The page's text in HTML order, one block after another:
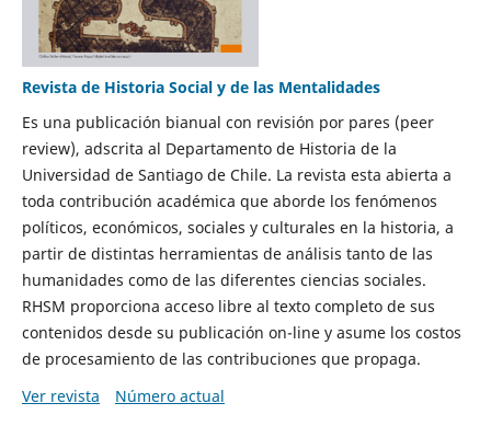
Revista de Historia Social y de las Mentalidades
Es una publicación bianual con revisión por pares (peer
review), adscrita al Departamento de Historia de la
Universidad de Santiago de Chile. La revista esta abierta a
toda contribución académica que aborde los fenómenos
políticos, económicos, sociales y culturales en la historia, a
partir de distintas herramientas de análisis tanto de las
humanidades como de las diferentes ciencias sociales.
RHSM proporciona acceso libre al texto completo de sus
contenidos desde su publicación on-line y asume los costos
de procesamiento de las contribuciones que propaga.
Ver revista
Número actual